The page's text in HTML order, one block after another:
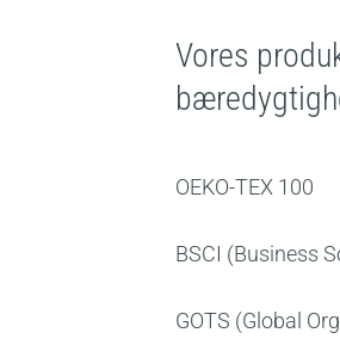
Vores
OEKO-TEX 100
BSCI (Business
GOTS (Global